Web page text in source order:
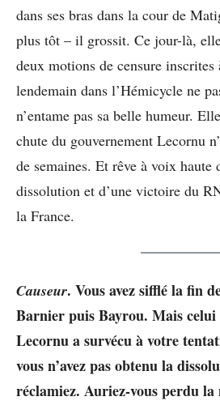
dans ses bras dans la cour de
plus tôt – il grossit. Ce jour-là,
deux motions de censure inscrites
lendemain dans l’Hémicycle ne
n’entame pas sa belle humeur.
chute du gouvernement Lecornu
de semaines. Et rêve à voix haute
dissolution et d’une victoire du
la France.
Causeur. Vous avez sifflé la fin
Barnier puis Bayrou. Mais celui
Lecornu a survécu à votre
vous n’avez pas obtenu la
réclamiez. Auriez-vous perdu la